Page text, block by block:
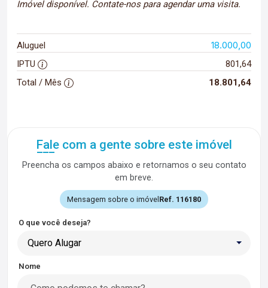
Imóvel disponível. Contate-nos para agendar uma visita.
Aluguel 18.000,00
IPTU
801,64
Total / Mês
18.801,64
Fale com a gente sobre este imóvel
Preencha os campos abaixo e retornamos o seu contato
em breve.
Mensagem sobre o imóvel Ref. 116180
O que você deseja?
Quero Alugar
Nome